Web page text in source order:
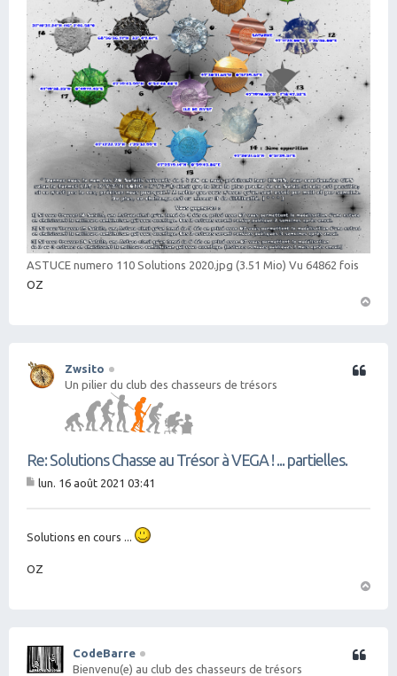
ASTUCE numero 110 Solutions 2020.jpg (3.51 Mio) Vu 64862 fois
OZ
Zwsito
Un pilier du club des chasseurs de trésors
Re: Solutions Chasse au Trésor à VEGA ! ... partielles.
Citation
g
lun. 16 août 2021 03:41
Solutions en cours ...
OZ
CodeBarre
Bienvenu(e) au club des chasseurs de trésors
Citation